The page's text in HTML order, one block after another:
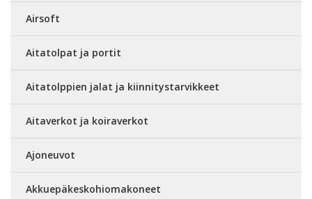
Airsoft
Aitatolpat ja portit
Aitatolppien jalat ja kiinnitystarvikkeet
Aitaverkot ja koiraverkot
Ajoneuvot
Akkuepäkeskohiomakoneet